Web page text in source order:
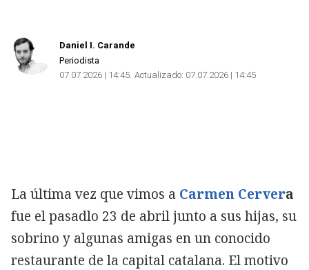
Daniel I. Carande
Periodista
07.07.2026 | 14:45 Actualizado: 07.07.2026 | 14:45
La última vez que vimos a Carmen Cervera
fue el pasadlo 23 de abril junto a sus hijas, su
sobrino y algunas amigas en un conocido
restaurante de la capital catalana. El motivo